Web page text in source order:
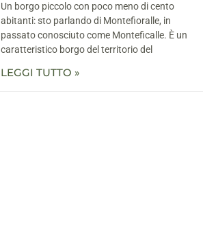
Un borgo piccolo con poco meno di cento
abitanti: sto parlando di Montefioralle, in
passato conosciuto come Monteficalle. È un
caratteristico borgo del territorio del
LEGGI TUTTO »